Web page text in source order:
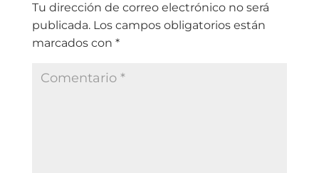
Tu dirección de correo electrónico no será
publicada. Los campos obligatorios están
marcados con *